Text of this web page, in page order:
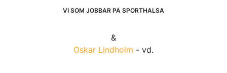
VI SOM JOBBAR PÅ SPORTHÄLSA
&
Oskar Lindholm - vd.